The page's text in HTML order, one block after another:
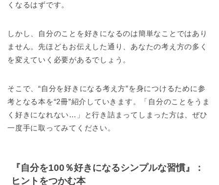
くなるはずです。
しかし、自分のことを好きになるのは簡単なことではあり
ません。先ほどもお伝えした通り、あなたの考え方の多く
を変えていく必要があるでしょう。
そこで、“自分を好きになる考え方”を身につけるために参
考となる本を“2冊”紹介していきます。「自分のことをうま
く好きになれない…」と行き詰まってしまった方は、ぜひ
一度手に取ってみてください。
『自分を100％好きになるシンプルな習慣』：
ヒントをつかむ本